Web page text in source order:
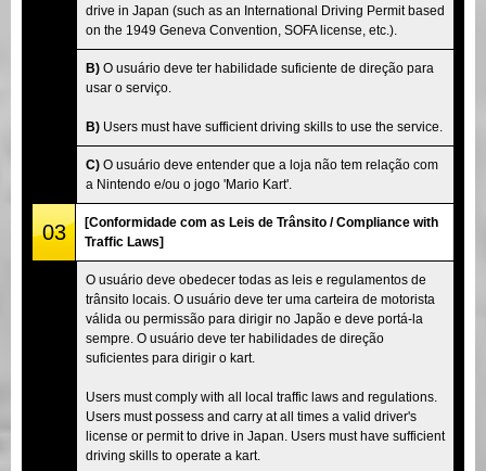
drive in Japan (such as an International Driving Permit based
on the 1949 Geneva Convention, SOFA license, etc.).
B) O usuário deve ter habilidade suficiente de direção para
usar o serviço.
B) Users must have sufficient driving skills to use the service.
C) O usuário deve entender que a loja não tem relação com
a Nintendo e/ou o jogo 'Mario Kart'.
03
[Conformidade com as Leis de Trânsito / Compliance with
Traffic Laws]
O usuário deve obedecer todas as leis e regulamentos de
trânsito locais. O usuário deve ter uma carteira de motorista
válida ou permissão para dirigir no Japão e deve portá-la
sempre. O usuário deve ter habilidades de direção
suficientes para dirigir o kart.
Users must comply with all local traffic laws and regulations.
Users must possess and carry at all times a valid driver's
license or permit to drive in Japan. Users must have sufficient
driving skills to operate a kart.